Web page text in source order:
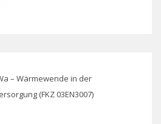
– Wärmewende in der
(FKZ 03EN3007)